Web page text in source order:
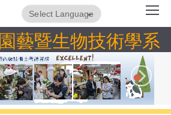
園藝暨生物技術學系
Translate